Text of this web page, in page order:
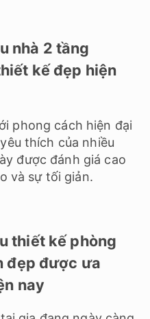
nhà 2 tầng
kế đẹp hiện
phong cách hiện đại
thích của nhiều
được đánh giá cao
và sự tối giản.
thiết kế phòng
đẹp được ưa
nay